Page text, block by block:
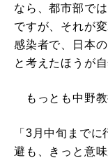
なら、都市部で
ですが、それが
感染者で、日本
と考えたほうが自
もっとも中野教
「3月中旬まで
避も、きっと意